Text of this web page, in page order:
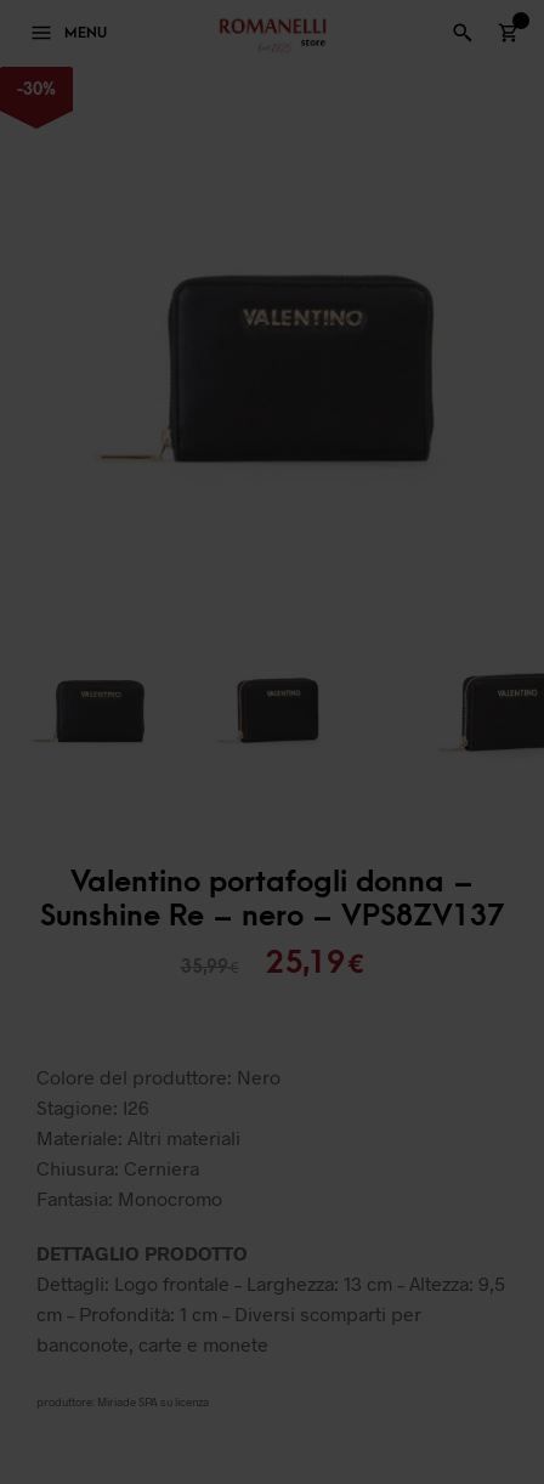
MENU
-30%
Valentino portafogli donna –
Sunshine Re – nero – VPS8ZV137
35,99€
Il
era:
25,19€Il
Colore del produttore: Nero
Stagione: I26
Materiale: Altri materiali
Chiusura: Cerniera
Fantasia: Monocromo
DETTAGLIO PRODOTTO
Dettagli: Logo frontale – Larghezza: 13 cm – Altezza: 9,5
cm – Profondità: 1 cm – Diversi scomparti per
banconote, carte e monete
produttore: Miriade SPA su licenza